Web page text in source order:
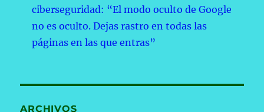
ciberseguridad: “El modo oculto de Google
no es oculto. Dejas rastro en todas las
páginas en las que entras”
ARCHIVOS